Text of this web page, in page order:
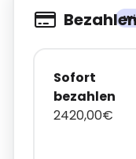
Sofort
bezahlen
2420,00€